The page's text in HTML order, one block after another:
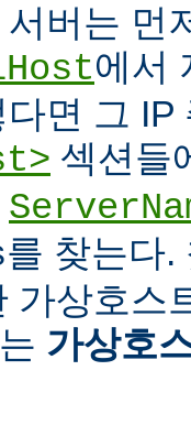
버는 먼
에서
면 그 IP
섹션들
를 찾는다.
가상호스
가상호